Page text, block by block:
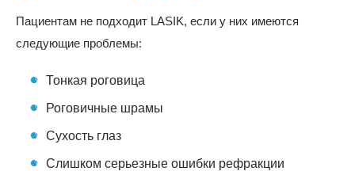
Пациентам не подходит LASIK, если у них имеются
следующие проблемы:
Тонкая роговица
Роговичные шрамы
Сухость глаз
Слишком серьезные ошибки рефракции